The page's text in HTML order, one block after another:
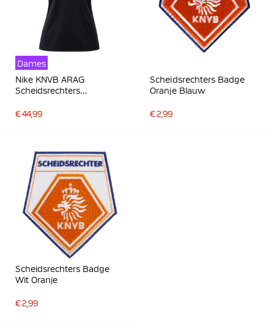
Dames
Nike KNVB ARAG
Scheidsrechters
Dames Zwart Wit
€ 44,99
Scheidsrechters Badge
Oranje Blauw
€ 2,99
Scheidsrechters Badge
Wit Oranje
€ 2,99